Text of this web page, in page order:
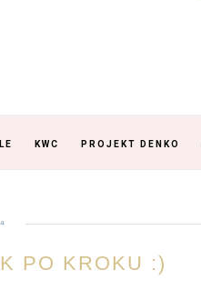
KWC PROJEKT DENKO
PO KROKU :)